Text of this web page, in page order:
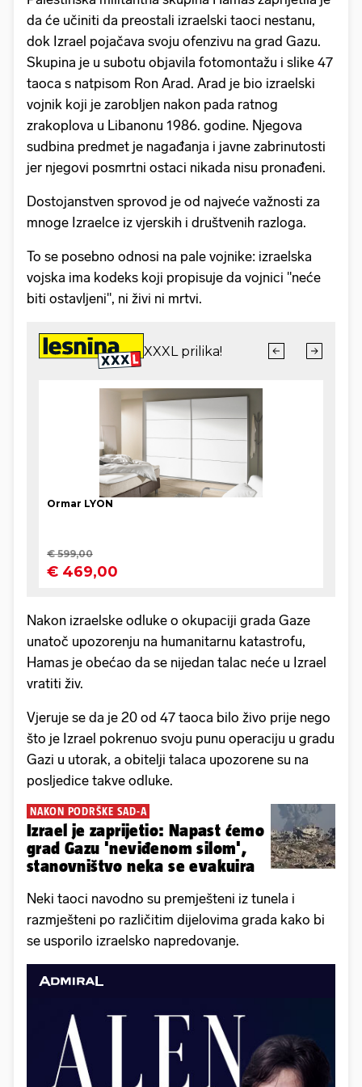
da će učiniti da preostali izraelski taoci nestanu,
dok Izrael pojačava svoju ofenzivu na grad Gazu.
Skupina je u subotu objavila fotomontažu i slike 47
taoca s natpisom Ron Arad. Arad je bio izraelski
vojnik koji je zarobljen nakon pada ratnog
zrakoplova u Libanonu 1986. godine. Njegova
sudbina predmet je nagađanja i javne zabrinutosti
jer njegovi posmrtni ostaci nikada nisu pronađeni.
Dostojanstven sprovod je od najveće važnosti za
mnoge Izraelce iz vjerskih i društvenih razloga.
To se posebno odnosi na pale vojnike: izraelska
vojska ima kodeks koji propisuje da vojnici "neće
biti ostavljeni", ni živi ni mrtvi.
Nakon izraelske odluke o okupaciji grada Gaze
unatoč upozorenju na humanitarnu katastrofu,
Hamas je obećao da se nijedan talac neće u Izrael
vratiti živ.
Vjeruje se da je 20 od 47 taoca bilo živo prije nego
što je Izrael pokrenuo svoju punu operaciju u gradu
Gazi u utorak, a obitelji talaca upozorene su na
posljedice takve odluke.
NAKON PODRŠKE SAD-A
Izrael je zaprijetio: Napast ćemo
grad Gazu 'neviđenom silom',
stanovništvo neka se evakuira
Neki taoci navodno su premješteni iz tunela i
razmješteni po različitim dijelovima grada kako bi
se usporilo izraelsko napredovanje.